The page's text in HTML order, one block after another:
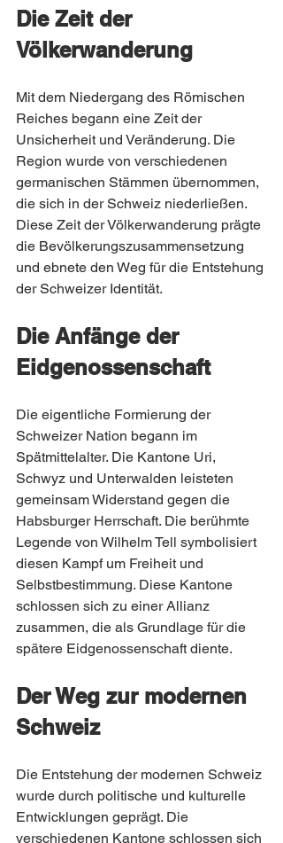
Die Zeit der
Völkerwanderung
Mit dem Niedergang des Römischen
Reiches begann eine Zeit der
Unsicherheit und Veränderung. Die
Region wurde von verschiedenen
germanischen Stämmen übernommen,
die sich in der Schweiz niederließen.
Diese Zeit der Völkerwanderung prägte
die Bevölkerungszusammensetzung
und ebnete den Weg für die Entstehung
der Schweizer Identität.
Die Anfänge der
Eidgenossenschaft
Die eigentliche Formierung der
Schweizer Nation begann im
Spätmittelalter. Die Kantone Uri,
Schwyz und Unterwalden leisteten
gemeinsam Widerstand gegen die
Habsburger Herrschaft. Die berühmte
Legende von Wilhelm Tell symbolisiert
diesen Kampf um Freiheit und
Selbstbestimmung. Diese Kantone
schlossen sich zu einer Allianz
zusammen, die als Grundlage für die
spätere Eidgenossenschaft diente.
Der Weg zur modernen
Schweiz
Die Entstehung der modernen Schweiz
wurde durch politische und kulturelle
Entwicklungen geprägt. Die
verschiedenen Kantone schlossen sich